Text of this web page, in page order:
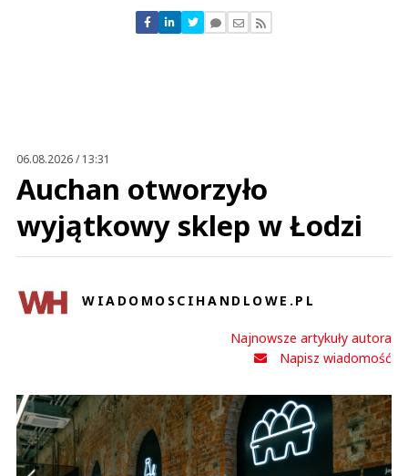
Nie znaleziono komentarzy
Zostaw swoje komentarze
06.08.2026 / 13:31
Auchan otworzyło
wyjątkowy sklep w Łodzi
WIADOMOSCIHANDLOWE.PL
Najnowsze artykuły autora
Napisz wiadomość